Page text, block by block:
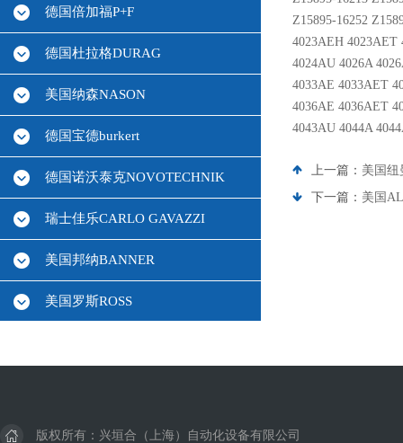
德国倍加福P+F
德国杜拉格DURAG
美国纳森NASON
德国宝德burkert
德国诺沃泰克NOVOTECHNIK
瑞士佳乐CARLO GAVAZZI
美国邦纳BANNER
美国罗斯ROSS
Z15895-16252
4023AEH 4023AET
4024AU 4026A
4033AE 4033AET
4036AE 4036AET
4043AU 4044A
上一篇： 美国纽
下一篇： 美国
版权所有：兴垣合（上海）自动化设备有限公司